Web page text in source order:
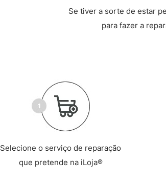
Se tiver a sorte de estar
para fazer a
Selecione o serviço de reparação
que pretende na iLoja®